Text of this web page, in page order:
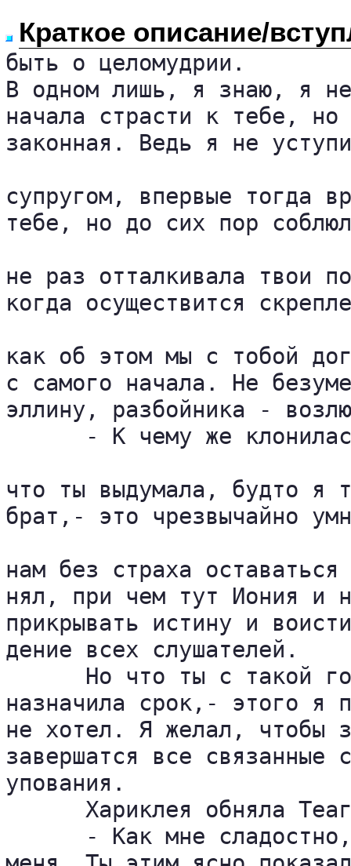
Краткое описание/
быть о целомудрии.
В одном лишь, я знаю, я
начала страсти к тебе,
законная. Ведь я не
супругом, впервые тогда
тебе, но до сих пор
не раз отталкивала твои
когда осуществится
как об этом мы с тобой
с самого начала. Не
эллину, разбойника -
- К чему же
что ты выдумала, будто я
брат,- это чрезвычайно
нам без страха
нял, при чем тут Иония и
прикрывать истину и
дение всех слушателей.
Но что ты с такой
назначила срок,- этого я
не хотел. Я желал, чтобы
завершатся все
упования.
Хариклея обняла
- Как мне